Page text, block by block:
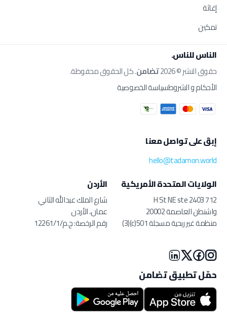
إغاثة
تمكين
الناس للناس.
حقوق النشر © 2026 تضامن. كل الحقوق محفوظة.
الأحكام و الشروطسياسة الخصوصية
إبقَ على تواصل معنا
hello@tadamon.world
الولايات المتحدة الأمريكية
712 H St NE ste 2403
واشنطن العاصمة 20002
منظمة غير ربحية مسجلة 501(c)(3)
الأردن
شارع الملك عبدالله الثاني
عمان، الأردن
رقم الرخصة: ج.م/12261/1
حمّل تطبيق تضامن